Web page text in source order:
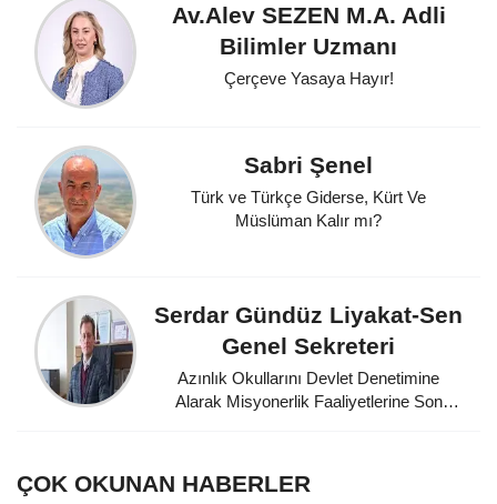
Av.Alev SEZEN M.A. Adli
Bilimler Uzmanı
Çerçeve Yasaya Hayır!
Sabri Şenel
Türk ve Türkçe Giderse, Kürt Ve
Müslüman Kalır mı?
Serdar Gündüz Liyakat-Sen
Genel Sekreteri
Azınlık Okullarını Devlet Denetimine
Alarak Misyonerlik Faaliyetlerine Son
ÇOK OKUNAN HABERLER